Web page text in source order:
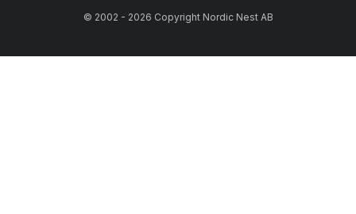
© 2002 - 2026 Copyright Nordic Nest AB